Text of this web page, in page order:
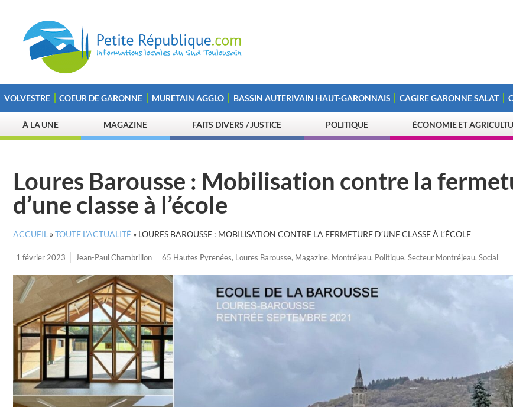
VOLVESTRE COEUR DE GARONNE MURETAIN AGGLO BASSIN AUTERIVAIN HAUT-GARONNAIS CAGIRE GARONNE SALAT
À LA UNE MAGAZINE FAITS DIVERS / JUSTICE POLITIQUE ÉCONOMIE ET
Loures Barousse : Mobilisation contre la
d’une classe à l’école
ACCUEIL »TOUTE L’ACTUALITÉ » LOURES BAROUSSE : MOBILISATION CONTRE LA FERMETURE D’UNE CLASSE À L’ÉCOLE
1 février 2023 Jean-Paul Chambrillon 65 Hautes Pyrenées, Loures Barousse, Magazine, Montréjeau, Politique, Secteur Montréjeau, Social